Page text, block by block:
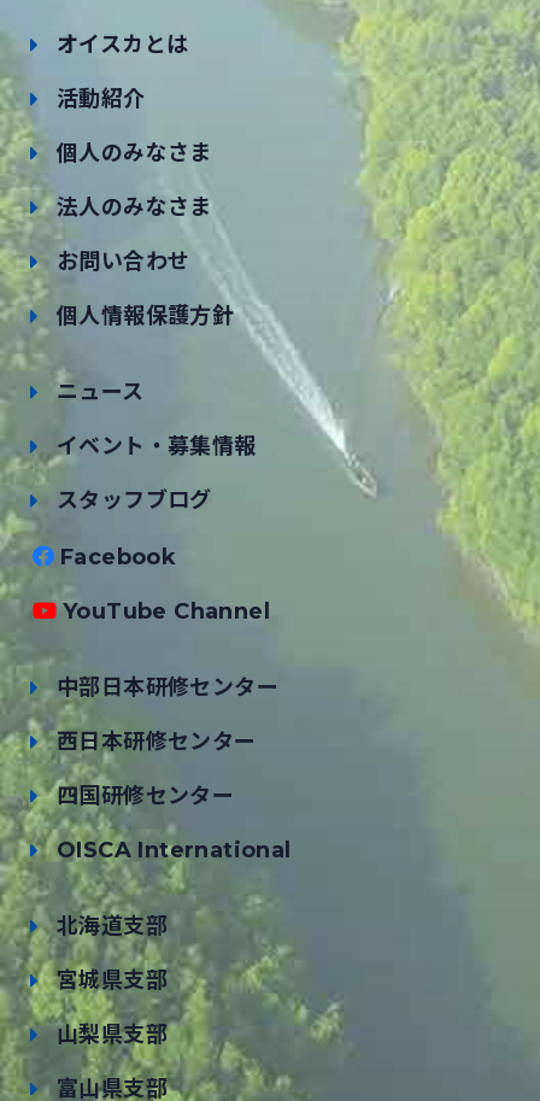
オイスカとは
活動紹介
個人のみなさま
法人のみなさま
お問い合わせ
個人情報保護方針
ニュース
イベント・募集情報
スタッフブログ
Facebook
YouTube Channel
中部日本研修センター
西日本研修センター
四国研修センター
OISCA International
北海道支部
宮城県支部
山梨県支部
富山県支部